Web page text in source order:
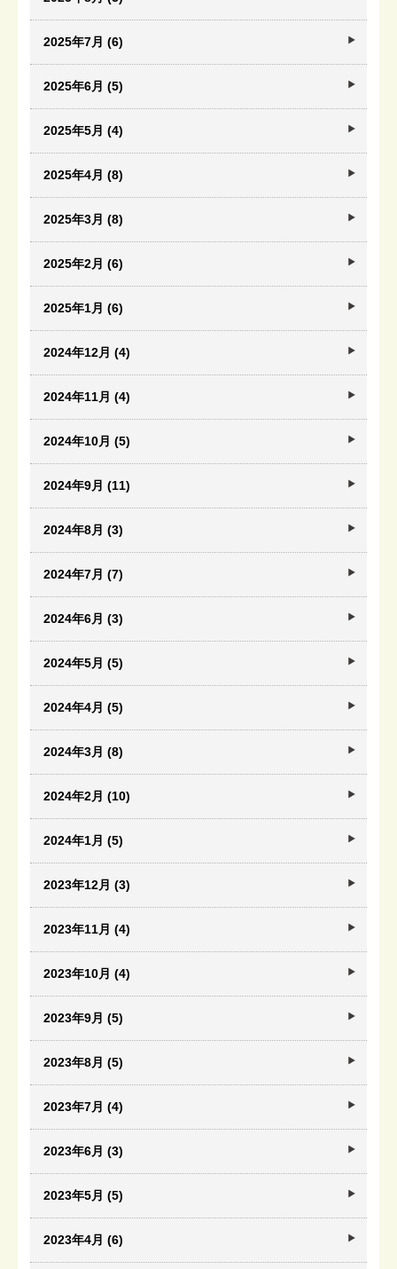
2025年7月 (6)
2025年6月 (5)
2025年5月 (4)
2025年4月 (8)
2025年3月 (8)
2025年2月 (6)
2025年1月 (6)
2024年12月 (4)
2024年11月 (4)
2024年10月 (5)
2024年9月 (11)
2024年8月 (3)
2024年7月 (7)
2024年6月 (3)
2024年5月 (5)
2024年4月 (5)
2024年3月 (8)
2024年2月 (10)
2024年1月 (5)
2023年12月 (3)
2023年11月 (4)
2023年10月 (4)
2023年9月 (5)
2023年8月 (5)
2023年7月 (4)
2023年6月 (3)
2023年5月 (5)
2023年4月 (6)